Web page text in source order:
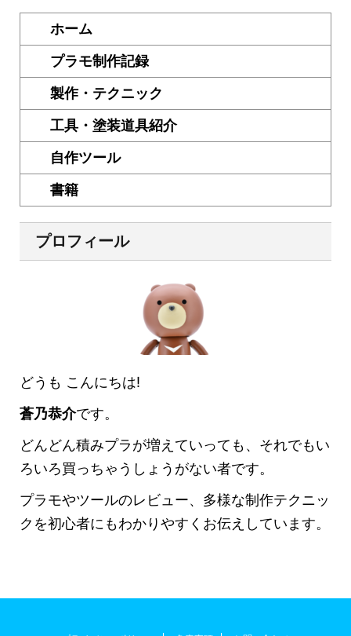
ホーム
プラモ制作記録
製作・テクニック
工具・塗装道具紹介
自作ツール
書籍
プロフィール
どうも こんにちは!
蒼乃恭介です。
どんどん積みプラが増えていっても、それでもい
ろいろ買っちゃうしょうがない者です。
プラモやツールのレビュー、多様な制作テクニッ
クを初心者にもわかりやすくお伝えしています。